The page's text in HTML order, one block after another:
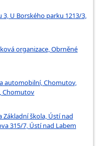
U Borského parku 1213/3,
organizace, Obrněné
automobilní, Chomutov,
Chomutov
Základní škola, Ústí nad
315/7, Ústí nad Labem